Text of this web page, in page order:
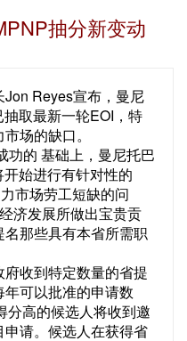
抽分新变动
Reyes宣布，曼尼
取最新一轮EOI，特
场的缺口。
功的 基础上，曼尼托巴
始进行有针对性的
市场劳工短缺的问
济发展所做出宝贵贡
那些具有本省所需职
收到特定数量的省提
可以批准的申请数
分高的候选人将收到邀
请。候选人在获得省